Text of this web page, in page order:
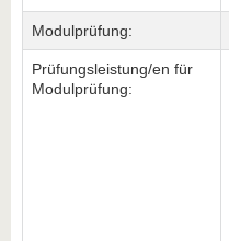
Modulprüfung:
Prüfungsleistung/en für
Modulprüfung: